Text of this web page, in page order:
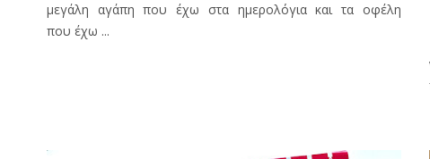
μεγάλη αγάπη που έχω στα ημερολόγια και τα οφέλη
που έχω ...